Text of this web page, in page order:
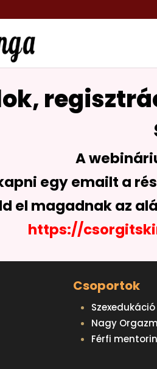
A
egy emailt a
el magadnak az
https://
Csoportok
Szexedukáció
Nagy
Férfi